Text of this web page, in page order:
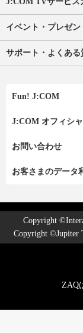
イベント・プレゼン
サポート・よくある
Fun! J:COM
J:COM オフィシ
お問い合わせ
お客さまのデータ
Copyright
Copyright ©Jupiter
ZAQ